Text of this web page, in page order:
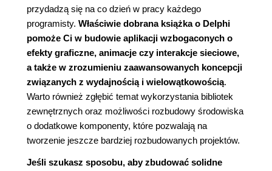
przydadzą się na co dzień w pracy każdego
programisty. Właściwie dobrana książka o Delphi
pomoże Ci w budowie aplikacji wzbogaconych o
efekty graficzne, animacje czy interakcje sieciowe,
a także w zrozumieniu zaawansowanych koncepcji
związanych z wydajnością i wielowątkowością.
Warto również zgłębić temat wykorzystania bibliotek
zewnętrznych oraz możliwości rozbudowy środowiska
o dodatkowe komponenty, które pozwalają na
tworzenie jeszcze bardziej rozbudowanych projektów.
Jeśli szukasz sposobu, aby zbudować solidne